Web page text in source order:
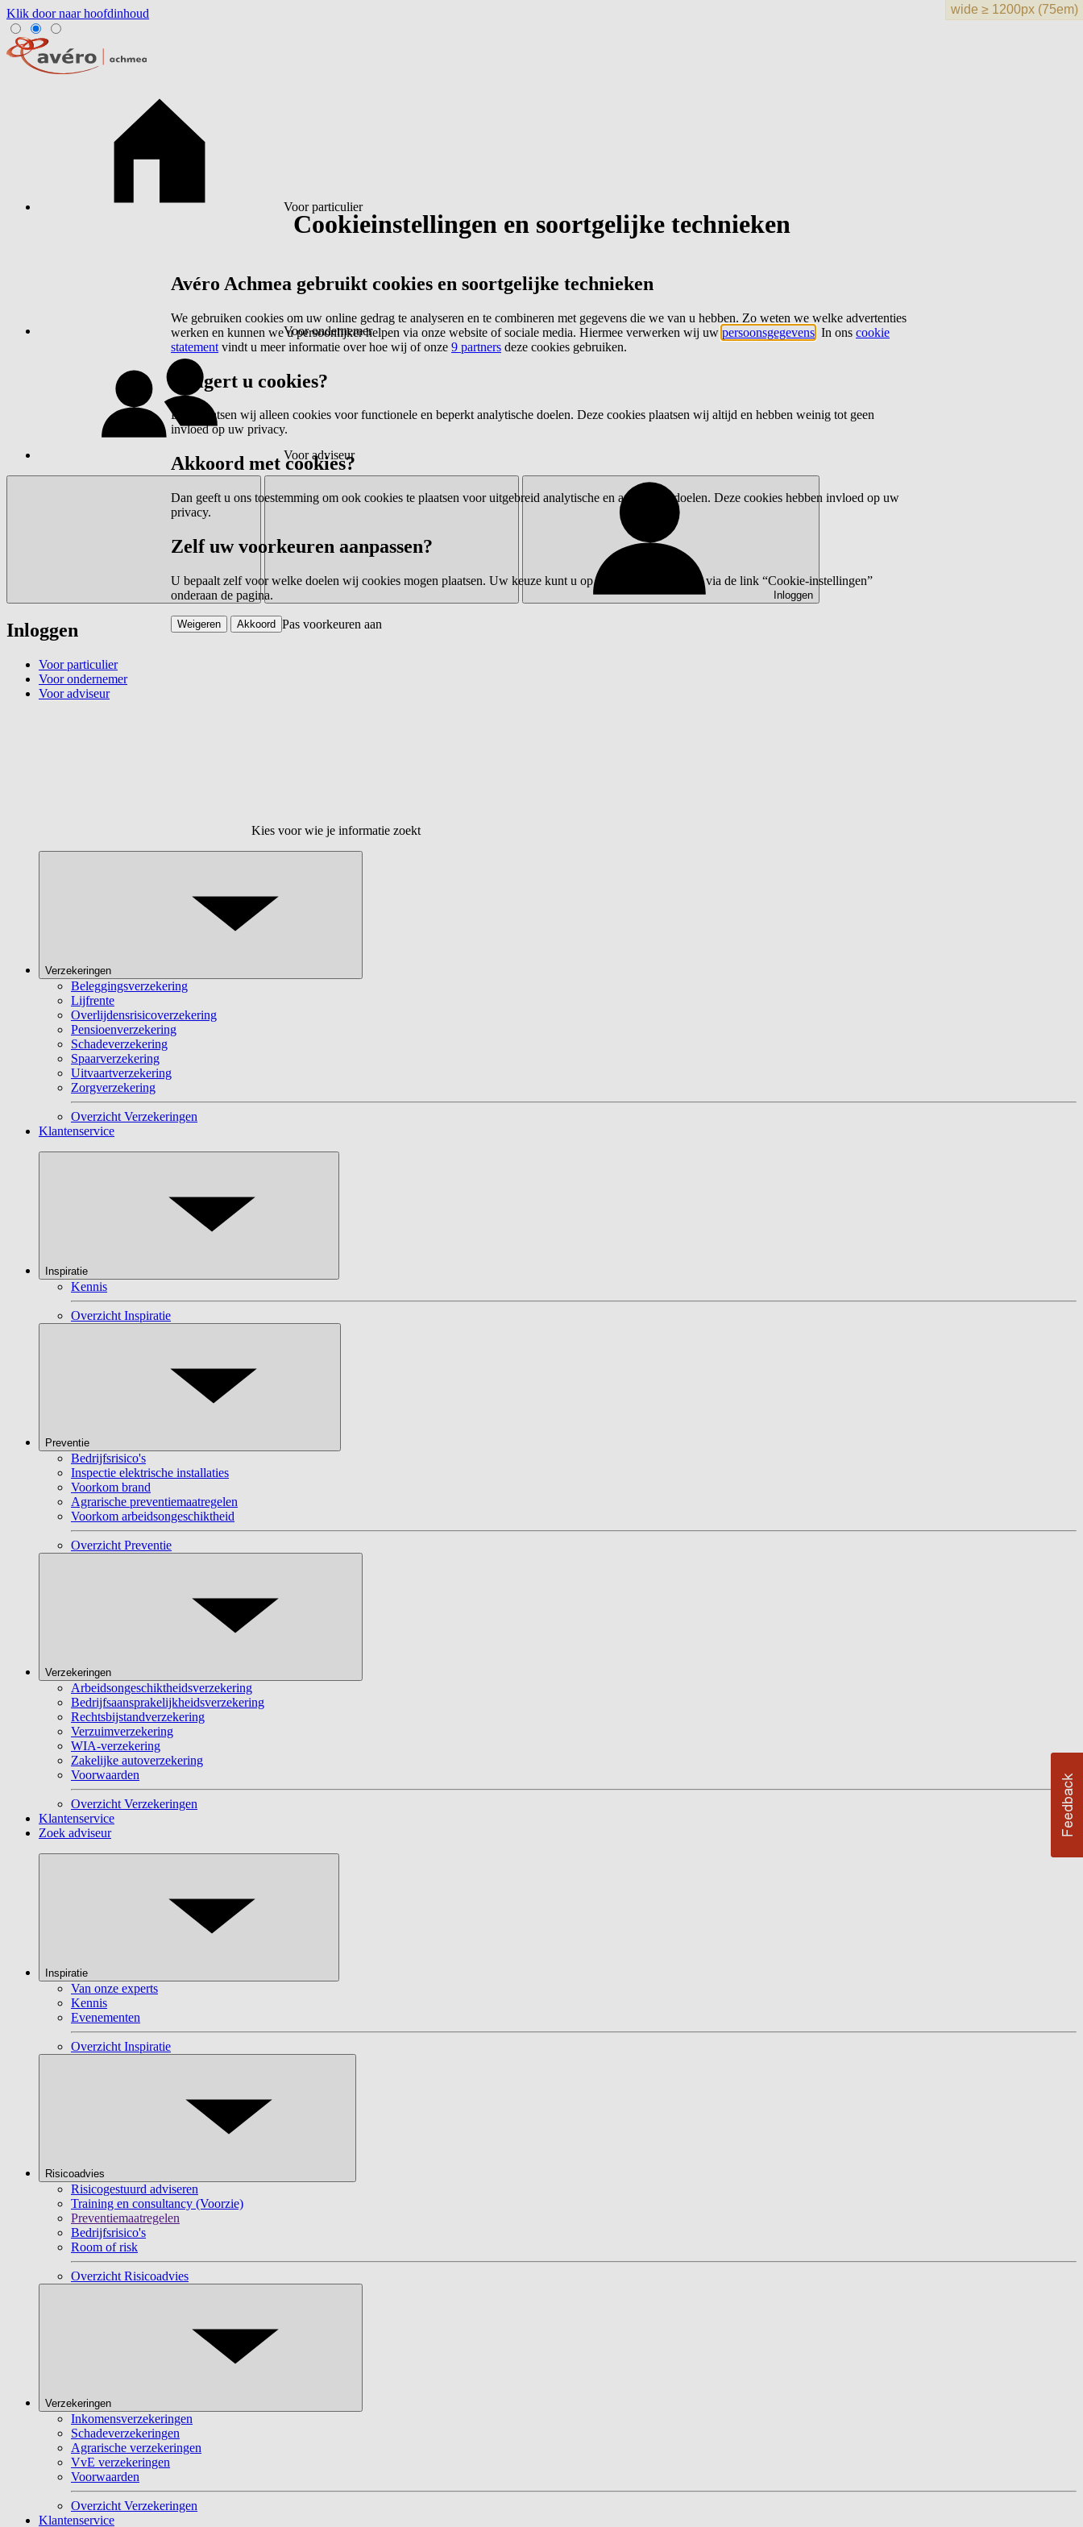
Klik door naar hoofdinhoud
Voor particulier
Voor ondernemer
Voor adviseur
Inloggen
Inloggen
Voor particulier
Voor ondernemer
Voor adviseur
Kies voor wie je informatie zoekt
Verzekeringen
Beleggingsverzekering
Lijfrente
Overlijdensrisicoverzekering
Pensioenverzekering
Schadeverzekering
Spaarverzekering
Uitvaartverzekering
Zorgverzekering
Overzicht Verzekeringen
Klantenservice
Inspiratie
Kennis
Overzicht Inspiratie
Preventie
Bedrijfsrisico's
Inspectie elektrische installaties
Voorkom brand
Agrarische preventiemaatregelen
Voorkom arbeidsongeschiktheid
Overzicht Preventie
Verzekeringen
Arbeidsongeschiktheidsverzekering
Bedrijfsaansprakelijkheidsverzekering
Rechtsbijstandverzekering
Verzuimverzekering
WIA-verzekering
Zakelijke autoverzekering
Voorwaarden
Overzicht Verzekeringen
Klantenservice
Zoek adviseur
Inspiratie
Van onze experts
Kennis
Evenementen
Overzicht Inspiratie
Risicoadvies
Risicogestuurd adviseren
Training en consultancy (Voorzie)
Preventiemaatregelen
Bedrijfsrisico's
Room of risk
Overzicht Risicoadvies
Verzekeringen
Inkomensverzekeringen
Schadeverzekeringen
Agrarische verzekeringen
VvE verzekeringen
Voorwaarden
Overzicht Verzekeringen
Klantenservice
Cookieinstellingen en soortgelijke technieken
Avéro Achmea gebruikt cookies en soortgelijke technieken
We gebruiken cookies om uw online gedrag te analyseren en te combineren met gegevens die we van u hebben. Zo weten we welke advertenties
werken en kunnen we u persoonlijker helpen via onze website of sociale media. Hiermee verwerken wij uw persoonsgegevens . In ons cookie
statement vindt u meer informatie over hoe wij of onze 9 partners deze cookies gebruiken.
Weigert u cookies?
Dan plaatsen wij alleen cookies voor functionele en beperkt analytische doelen. Deze cookies plaatsen wij altijd en hebben weinig tot geen
invloed op uw privacy.
Akkoord met cookies?
Dan geeft u ons toestemming om ook cookies te plaatsen voor uitgebreid analytische en advertentiedoelen. Deze cookies hebben invloed op uw
privacy.
Zelf uw voorkeuren aanpassen?
U bepaalt zelf voor welke doelen wij cookies mogen plaatsen. Uw keuze kunt u op elk moment wijzigen via de link “Cookie-instellingen”
onderaan de pagina.
Pas voorkeuren aan
Weigeren Akkoord